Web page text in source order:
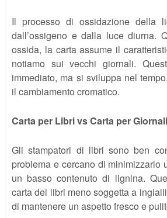
Il processo di ossidazione della
dall’ossigeno e dalla luce diurna.
ossida, la carta assume il
notiamo sui vecchi giornali.
immediato, ma si sviluppa nel
il cambiamento cromatico.
Carta per Libri vs Carta per Giornali
Gli stampatori di libri sono ben
problema e cercano di minimizzarlo
un basso contenuto di lignina.
carta dei libri meno soggetta a
di mantenere un aspetto fresco e